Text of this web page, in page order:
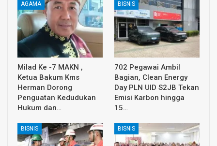
AGAMA
Milad Ke -7 MAKN ,
Ketua Bakum Kms
Herman Dorong
Penguatan Kedudukan
Hukum dan…
BISNIS
702 Pegawai Ambil
Bagian, Clean Energy
Day PLN UID S2JB Tekan
Emisi Karbon hingga
15…
BISNIS BISNIS